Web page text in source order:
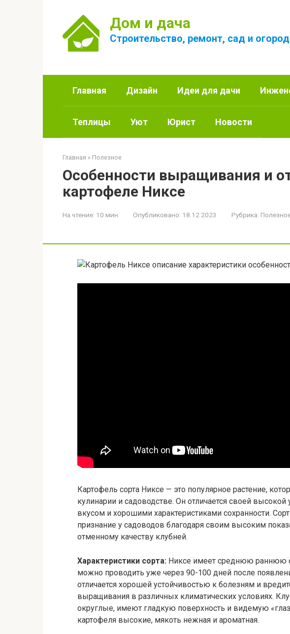
Дом и дача
Строительство, ремонт, сад и
Главная Дизайн Идеи для дачи
Теплицы Уют Юрист Новости
Главная » Полезное
Особенности выращивания и
картофеле Никсе
На чтение: 10 мин Опубликовано: 18.12.2023 Рубрика:
Картофель сорта Никсе — это популярное растение,
кулинарии и садоводстве. Он отличается своей
вкусом и хорошими характеристиками сохранности.
признание у садоводов благодаря своим высоким
отменному качеству клубней.
Характеристики сорта: Никсе имеет среднюю раннюю
можно проводить уже через 90-100 дней после
отличается хорошей устойчивостью к болезням и
выращивания в различных климатических условиях.
округлые, имеют гладкую поверхность и видемую
картофеля высокие, мякоть нежная и ароматная.